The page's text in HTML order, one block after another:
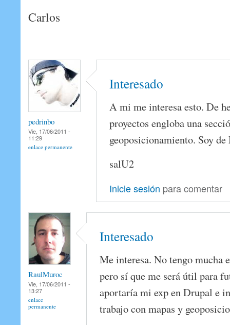
Carlos
pedrinbo
Vie, 17/06/2011 -
11:29
enlace permanente
Interesado
A mi me interesa esto. De
proyectos engloba una
geoposicionamiento. Soy
salU2
Inicie sesión para comentar
RaulMuroc
Vie, 17/06/2011 -
13:27
enlace
permanente
Interesado
Me interesa. No tengo mucha
pero sí que me será útil para
aportaría mi exp en Drupal e
trabajo con mapas y